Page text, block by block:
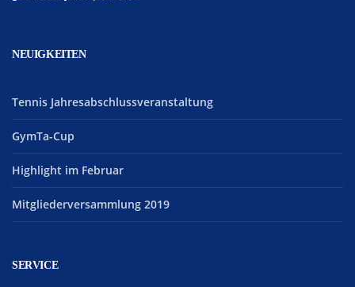
NEUIGKEITEN
Tennis Jahresabschlussveranstaltung
GymTa-Cup
Highlight im Februar
Mitgliederversammlung 2019
SERVICE